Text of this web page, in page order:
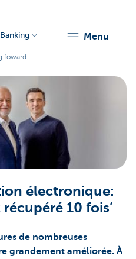
menu
foward
électronique:
10 fois’
de nombreuses
grandement améliorée. À